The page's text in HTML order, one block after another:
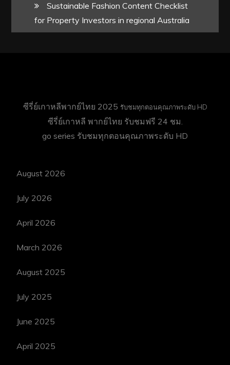
Sustainable Fashion Content Checklist
for Property Investors in regional Australia
ซีรี่ย์เกาหลีพากย์ไทย 2025 รับชมทุกตอนคุณภาพระดับ HD
ซีรี่ย์เกาหลี พากย์ไทย รับชมฟรี 24 ชม.
go series รับชมทุกตอนคุณภาพระดับ HD
August 2026
July 2026
April 2026
March 2026
August 2025
July 2025
June 2025
April 2025